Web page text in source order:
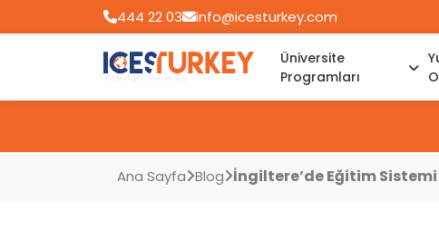
444 22 03 info@icesturkey.com
Üniversite
Programları
Ana Sayfa Blog İngiltere’de Eğitim Sistemi